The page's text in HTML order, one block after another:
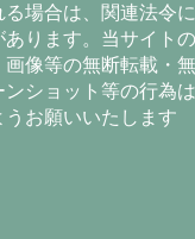
る場合は、関連法令
あります。当サイト
像等の無断転載・
ショット等の行為
うお願いいたします